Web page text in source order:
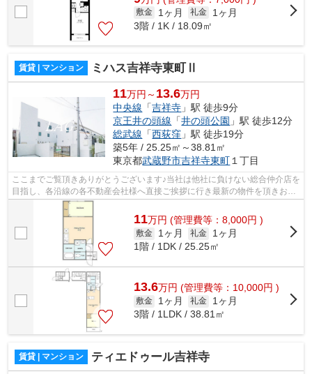
敷金 1ヶ月 礼金
1ヶ月
3階 / 1K / 18.09㎡
賃貸 | マンション ミハス吉祥寺東町Ⅱ
11万円～ 13.6万円
中央線 「吉祥寺 」駅 徒歩9分
京王井の頭線 「井の頭公園 」駅 徒歩12分
総武線 「西荻窪 」駅 徒歩19分
築5年 / 25.25㎡～38.81㎡
東京都武蔵野市吉祥寺東町 １丁目
ここまでご覧頂きありがとうございます♪当社は他社に負けない総合仲介店を
目指し、各沿線の各不動産会社様へ直接ご挨拶に行き最新の物件を頂きお客
様へ提供しております！最新の情報は...
11万円 (管理費等：8,000円 )
敷金 1ヶ月 礼金
1ヶ月
1階 / 1DK / 25.25㎡
13.6万円 (管理費等：10,000円 )
敷金 1ヶ月 礼金
1ヶ月
3階 / 1LDK / 38.81㎡
賃貸 | マンション ティエドゥール吉祥寺